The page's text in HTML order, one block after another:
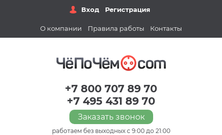
Вход Регистрация
О компании Правила работы Контакты
+7 800 707 89 70
+7 495 431 89 70
Заказать звонок
работаем без выходных с 9:00 до 21:00